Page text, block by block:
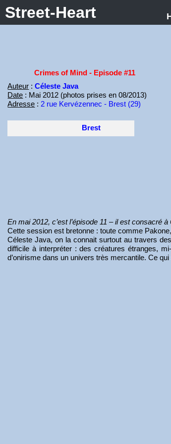
Street-Heart
Crimes of Mind - Episode #11
Auteur :Céleste Java
Date : Mai 2012 (photos prises en 08/2013)
Adresse : 2 rue Kervézennec - Brest (29)
Brest
En mai 2012, c’est l’épisode 11 – il est consacré
Cette session est bretonne : toute comme
Céleste Java, on la connait surtout au travers
difficile à interpréter : des créatures étranges,
d’onirisme dans un univers très mercantile. Ce